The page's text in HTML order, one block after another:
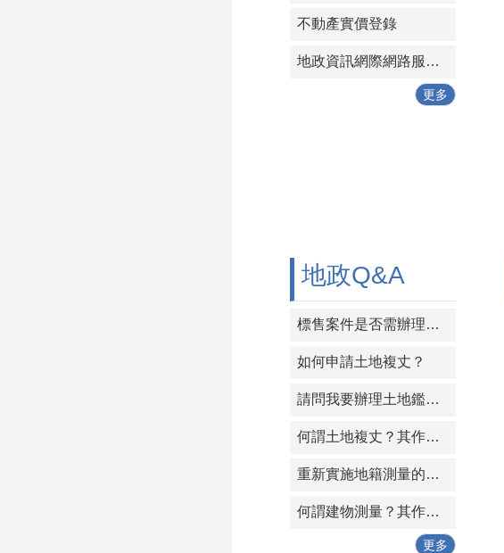
不動產實價登錄
地政資訊網際網路服務(內政部地政司)
更多
地政Q&A
標售案件是否需辦理實價登錄？向法院標購法拍屋，是否需辦理實價登錄？
如何申請土地複丈？
請問我要辦理土地鑑界應檢附那些文件？
何謂土地複丈？其作業項目有那些？
重新實施地籍測量的重測(地籍圖重測)結果，應經過那些程序才算確定？
何謂建物測量？其作業項目有那些？
更多